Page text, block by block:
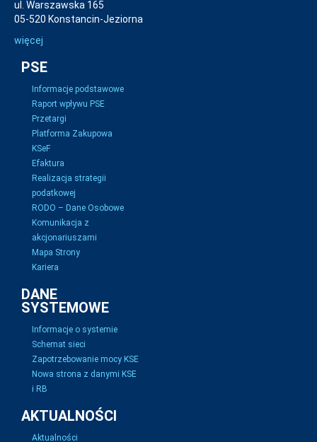
ul. Warszawska 165
05-520 Konstancin-Jeziorna
więcej
PSE
Informacje podstawowe
Raport wpływu PSE
Przetargi
Platforma Zakupowa
KSeF
Efaktura
Realizacja strategii
podatkowej
RODO – Dane Osobowe
Komunikacja z
akcjonariuszami
Mapa Strony
Kariera
DANE
SYSTEMOWE
Informacje o systemie
Schemat sieci
Zapotrzebowanie mocy KSE
Nowa strona z danymi KSE
i RB
AKTUALNOŚCI
Aktualności